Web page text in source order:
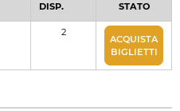
DISP. STATO
2
ACQUISTA
BIGLIETTI